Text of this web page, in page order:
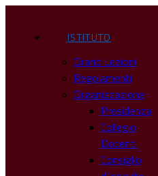
ISTITUTO
Orario Lezioni
Regolamenti
Organizzazione
Presidenza
Collegio
Docenti
Consiglio